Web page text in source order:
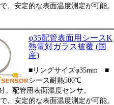
、安定的な表面温度測定が可能。
φ35配管表面用シースK
熱電対ガラス被覆 (国
産)
■リングサイズφ35mm ■
シース耐熱500℃
配管用表面温度センサ。
、安定的な表面温度測定が可能。